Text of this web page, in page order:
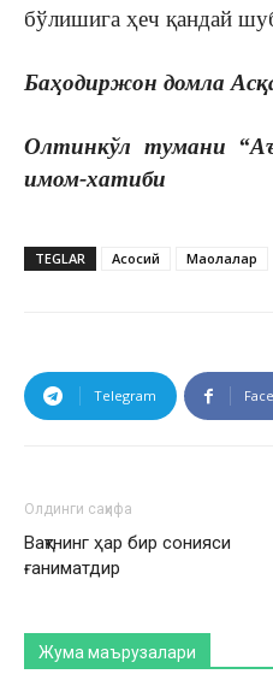
бўлишига ҳеч қандай
Баҳодиржон домла
Олтинкўл тумани
имом-хатиби
TEGLAR Асосий Мақолалар
Telegram
Олдинги саҳифа
Вақтнинг ҳар бир сонияси
ғаниматдир
Жума маърузалари